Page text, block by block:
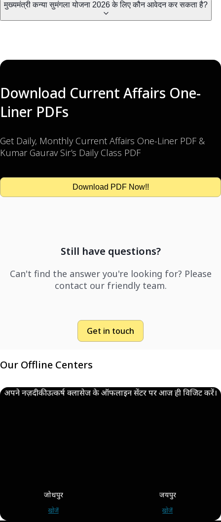
मुख्यमंत्री कन्या सुमंगला योजना 2026 के लिए कौन आवेदन कर सकता है?
Download Current Affairs One-
Liner PDFs
Get Daily, Monthly Current Affairs One-Liner PDF &
Kumar Gaurav Sir’s Daily Class PDF
Download PDF Now!!
Still have questions?
Can't find the answer you're looking for? Please
contact our friendly team.
Get in touch
Our Offline Centers
अपने नज़दीकी उत्कर्ष क्लासेज के ऑफलाइन सेंटर पर आज ही विजिट करें।
जोधपुर
खोजें
जयपुर
खोजें